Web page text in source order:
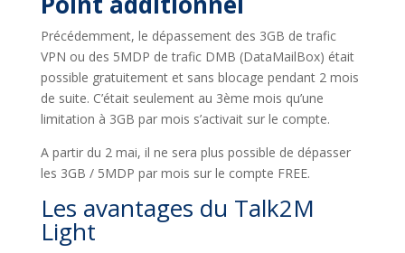
Précédemment, le dépassement des 3GB de trafic
VPN ou des 5MDP de trafic DMB (DataMailBox) était
possible gratuitement et sans blocage pendant 2 mois
de suite. C’était seulement au 3ème mois qu’une
limitation à 3GB par mois s’activait sur le compte.
A partir du 2 mai, il ne sera plus possible de dépasser
les 3GB / 5MDP par mois sur le compte FREE.
Les avantages du Talk2M
Light